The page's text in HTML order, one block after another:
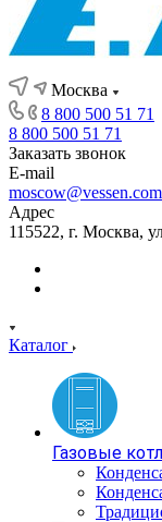
Москва
8 800 500 51 71
8 800 500 51 71
Заказать звонок
E-mail
moscow@vessen.com
Адрес
115522, г. Москва,
Каталог
Газовые